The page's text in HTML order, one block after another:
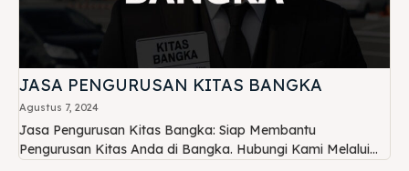
JASA PENGURUSAN KITAS BANGKA
Agustus 7, 2024
Jasa Pengurusan Kitas Bangka: Siap Membantu
Pengurusan Kitas Anda di Bangka. Hubungi Kami Melalui...